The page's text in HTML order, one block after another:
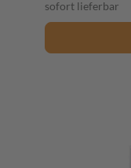
sofort lieferbar